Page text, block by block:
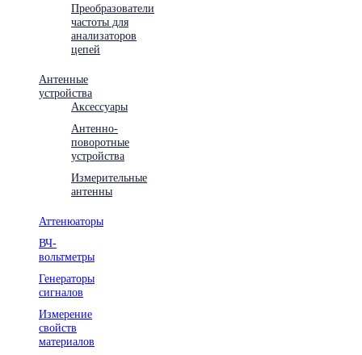
Преобразователи
частоты для
анализаторов
цепей
Антенные
устройства
Аксессуары
Антенно-
поворотные
устройства
Измерительные
антенны
Аттенюаторы
ВЧ-
вольтметры
Генераторы
сигналов
Измерение
свойств
материалов